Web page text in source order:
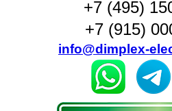
+7 (495)
+7 (915)
info@dimplex-